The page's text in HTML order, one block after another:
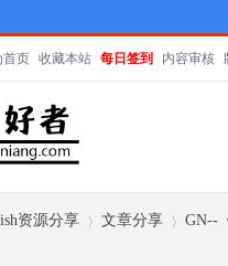
首页 收藏本站 每日签到 内容审核
资源分享 文章分享 GN--